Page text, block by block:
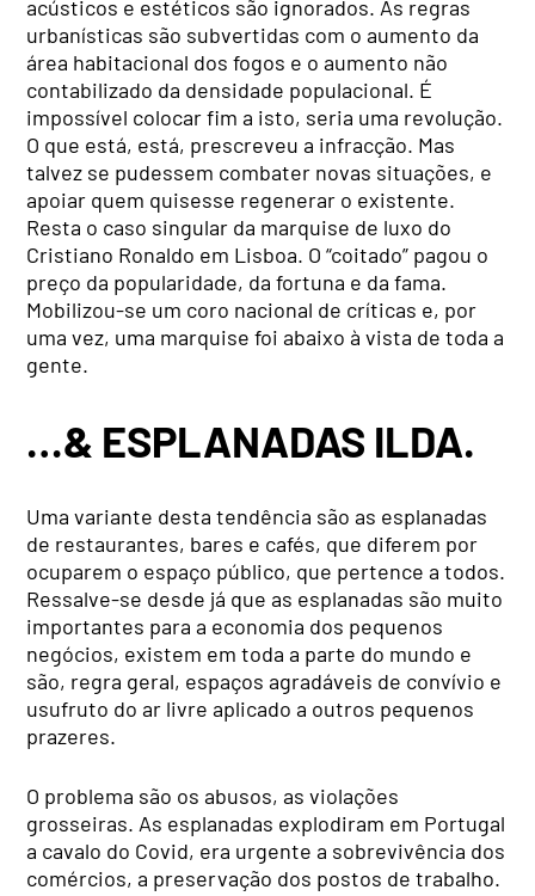
acústicos e estéticos são ignorados. As regras
urbanísticas são subvertidas com o aumento da
área habitacional dos fogos e o aumento não
contabilizado da densidade populacional. É
impossível colocar fim a isto, seria uma revolução.
O que está, está, prescreveu a infracção. Mas
talvez se pudessem combater novas situações, e
apoiar quem quisesse regenerar o existente.
Resta o caso singular da marquise de luxo do
Cristiano Ronaldo em Lisboa. O “coitado” pagou o
preço da popularidade, da fortuna e da fama.
Mobilizou-se um coro nacional de críticas e, por
uma vez, uma marquise foi abaixo à vista de toda a
gente.
…& ESPLANADAS ILDA.
Uma variante desta tendência são as esplanadas
de restaurantes, bares e cafés, que diferem por
ocuparem o espaço público, que pertence a todos.
Ressalve-se desde já que as esplanadas são muito
importantes para a economia dos pequenos
negócios, existem em toda a parte do mundo e
são, regra geral, espaços agradáveis de convívio e
usufruto do ar livre aplicado a outros pequenos
prazeres.
O problema são os abusos, as violações
grosseiras. As esplanadas explodiram em Portugal
a cavalo do Covid, era urgente a sobrevivência dos
comércios, a preservação dos postos de trabalho.